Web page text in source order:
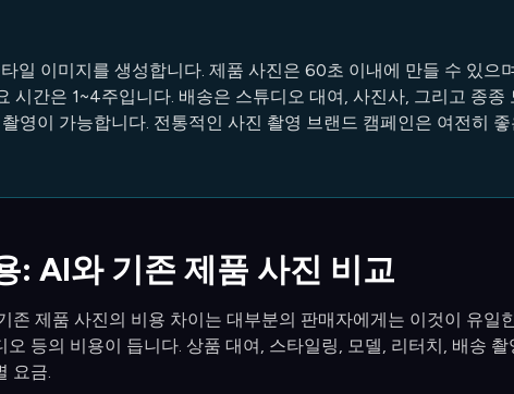
일 이미지를 생성합니다. 제품 사진은 60초 이내에 만들 수 있으
시간은 1~4주입니다. 배송은 스튜디오 대여, 사진사, 그리고 종
영이 가능합니다. 전통적인 사진 촬영 브랜드 캠페인은 여전히
: AI와 기존 제품 사진 비교
존 제품 사진의 비용 차이는 대부분의 판매자에게는 이것이 유일
오 등의 비용이 듭니다. 상품 대여, 스타일링, 모델, 리터치, 배송
요금.